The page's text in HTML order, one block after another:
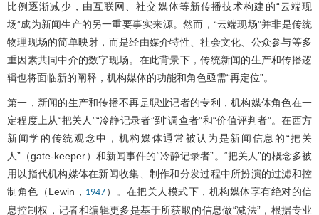
比例逐渐减少，由互联网、社交媒体等新传播技术构建的“云端现
场”成为新闻生产的另一重要事实来源。然而，“云端现场”并非是传统
物理现场的简单映射，而是经由媒介特性、社会文化、公众参与等多
重因素共同中介的数字现场。在此背景下，传统新闻的生产和传播逻
辑也将面临新的阐释，机构媒体的功能和角色亟需“再定位”。
第一，新闻的生产和传播不再是职业记者的专利，机构媒体角色在一
定程度上从“把关人”“冷静记录者”到“调查者”和“价值评判者”。在西方
新闻学的传统观念中，机构媒体通常被认为是新闻信息的“把关
人”（gate-keeper）和新闻事件的“冷静记录者”。“把关人”的概念多被
用以指代机构媒体在新闻收集、制作和分发过程中所扮演的过滤和控
制角色（Lewin， 1947 ）。在把关人模式下，机构媒体享有绝对的信
息控制权，记者和编辑更多是基于所获取的信息做“减法”，根据专业